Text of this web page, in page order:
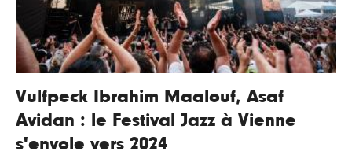
Vulfpeck Ibrahim Maalouf, Asaf
Avidan : le Festival Jazz à Vienne
s'envole vers 2024